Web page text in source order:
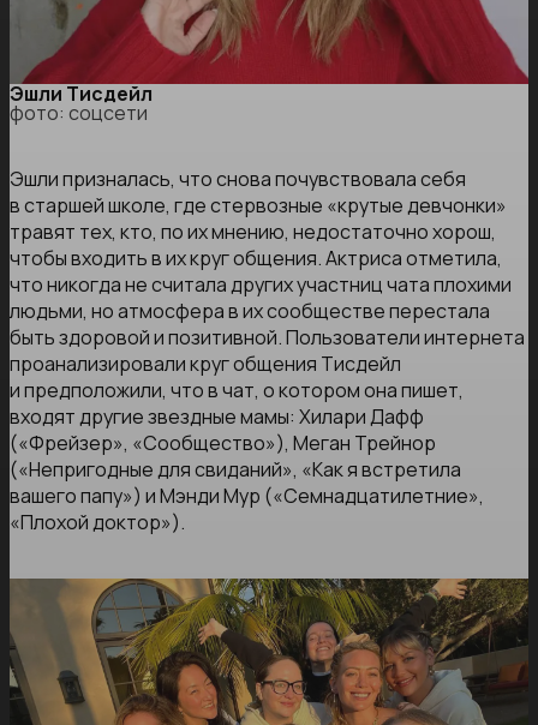
Эшли Тисдейл
фото: соцсети
Эшли призналась, что снова почувствовала себя
в старшей школе, где стервозные «крутые девчонки»
травят тех, кто, по их мнению, недостаточно хорош,
чтобы входить в их круг общения. Актриса отметила,
что никогда не считала других участниц чата плохими
людьми, но атмосфера в их сообществе перестала
быть здоровой и позитивной. Пользователи интернета
проанализировали круг общения Тисдейл
и предположили, что в чат, о котором она пишет,
входят другие звездные мамы: Хилари Дафф
(«Фрейзер», «Сообщество»), Меган Трейнор
(«Непригодные для свиданий», «Как я встретила
вашего папу») и Мэнди Мур («Семнадцатилетние»,
«Плохой доктор»).